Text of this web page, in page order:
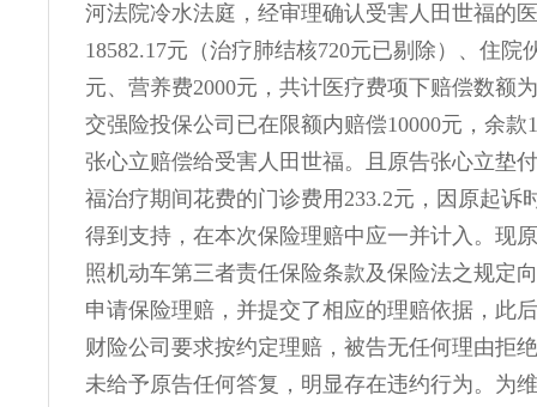
河法院冷水法庭，经审理确认受害人田世福的
18582.17元（治疗肺结核720元已剔除）、住院
元、营养费2000元，共计医疗费项下赔偿数额
交强险投保公司已在限额内赔偿10000元，余款
张心立赔偿给受害人田世福。且原告张心立垫
福治疗期间花费的门诊费用233.2元，因原起诉
得到支持，在本次保险理赔中应一并计入。现
照机动车第三者责任保险条款及保险法之规定
申请保险理赔，并提交了相应的理赔依据，此
财险公司要求按约定理赔，被告无任何理由拒
未给予原告任何答复，明显存在违约行为。为